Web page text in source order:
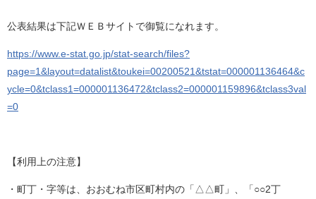
公表結果は下記ＷＥＢサイトで御覧になれます。
https://www.e-stat.go.jp/stat-search/files?
page=1&layout=datalist&toukei=00200521&tstat=000001136464&c
ycle=0&tclass1=000001136472&tclass2=000001159896&tclass3val
=0
【利用上の注意】
・町丁・字等は、おおむね市区町村内の「△△町」、「○○2丁